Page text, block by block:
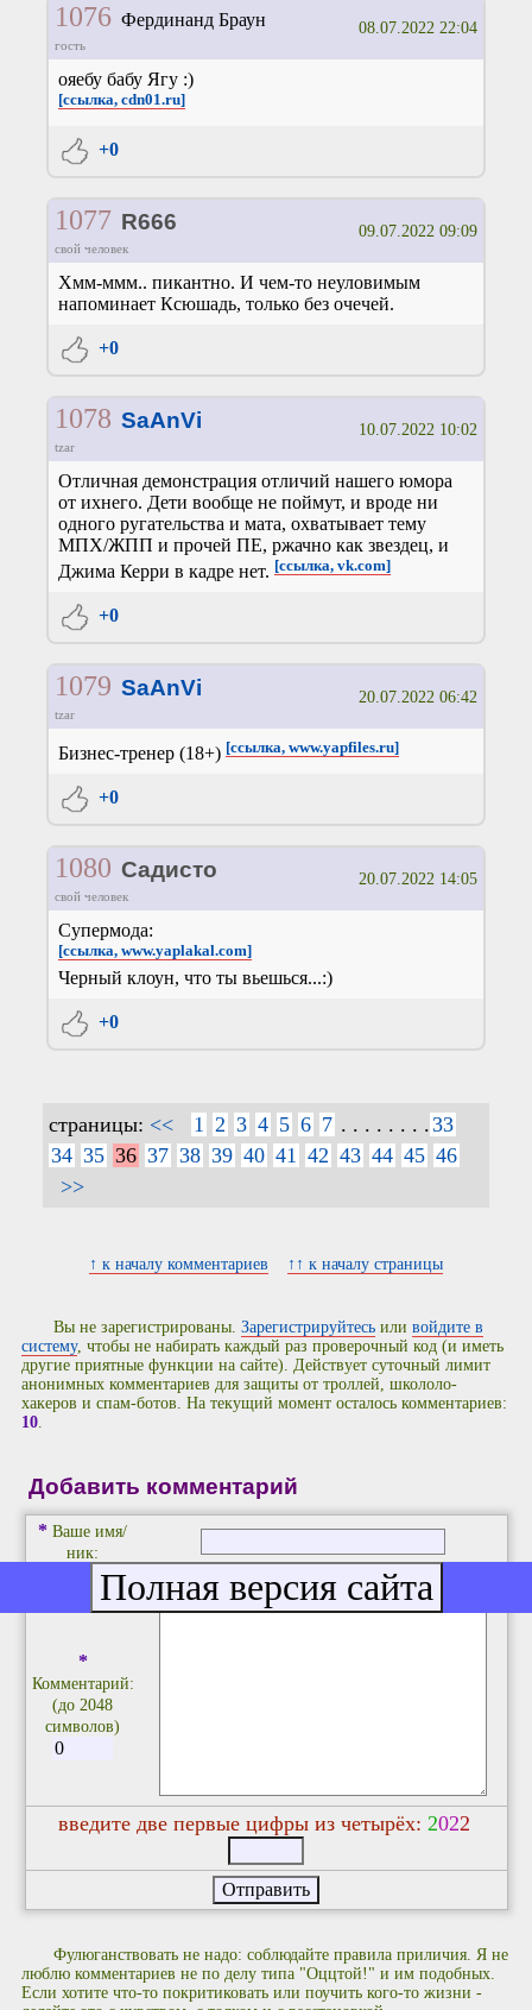
1076Фердинанд Браун
гость
08.07.2022 22:04
ояебу бабу Ягу :)
[ссылка, cdn01.ru]
+0
1077 R666
свой человек
09.07.2022 09:09
Хмм-ммм.. пикантно. И чем-то неуловимым
напоминает Ксюшадь, только без очечей.
+0
1078 SaAnVi
tzar
10.07.2022 10:02
Отличная демонстрация отличий нашего юмора
от ихнего. Дети вообще не поймут, и вроде ни
одного ругательства и мата, охватывает тему
МПХ/ЖПП и прочей ПЕ, ржачно как звездец, и
Джима Керри в кадре нет. [ссылка, vk.com]
+0
1079 SaAnVi
tzar
20.07.2022 06:42
Бизнес-тренер (18+) [ссылка, www.yapfiles.ru]
+0
1080 Садисто
свой человек
20.07.2022 14:05
Супермода:
[ссылка, www.yaplakal.com]
Черный клоун, что ты вьешься...:)
+0
страницы: << 1 2 3 4 5 6 7 . . . . . . . .33
34 35 36 37 38 39 40 41 42 43 44 45 46
>>
↑ к началу комментариев ↑↑ к началу страницы
Вы не зарегистрированы.Зарегистрируйтесь иливойдите в
систему, чтобы не набирать каждый раз проверочный код (и иметь
другие приятные функции на сайте). Действует суточный лимит
анонимных комментариев для защиты от троллей, школоло-
хакеров и спам-ботов. На текущий момент осталось комментариев:
10.
Добавить комментарий
* Ваше имя/
ник:
*
Комментарий:
(до 2048
символов)
введите две первые цифры из четырёх: 2022
Фулюганствовать не надо: соблюдайте правила приличия. Я не
люблю комментариев не по делу типа "Оццтой!" и им подобных.
Если хотите что-то покритиковать или поучить кого-то жизни -